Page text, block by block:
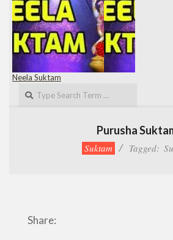
Neela Suktam
Purusha
Suktam Tagged:
Share: